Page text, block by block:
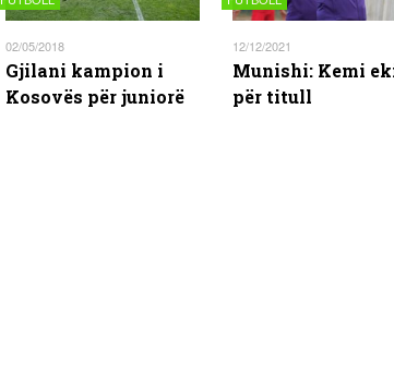
02/05/2018
Gjilani kampion i
Kosovës për juniorë
12/12/2021
Munishi: Kemi
për titull